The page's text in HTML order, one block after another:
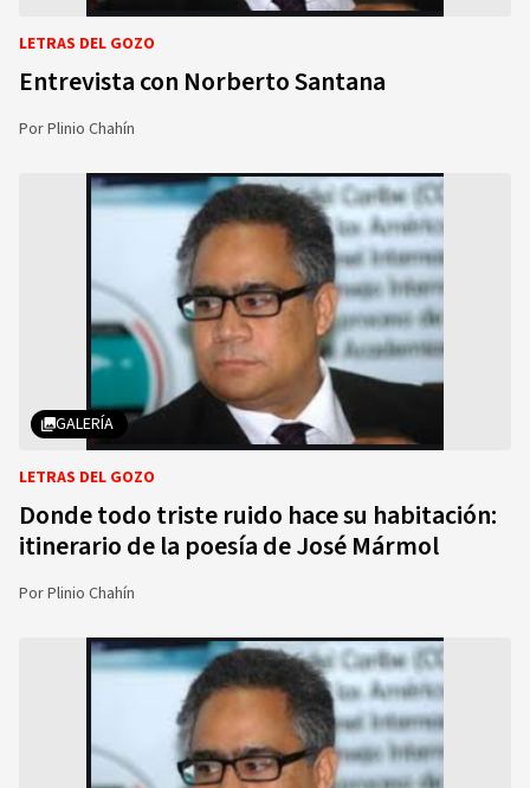
LETRAS DEL GOZO
Entrevista con Norberto Santana
PorPlinio Chahín
GALERÍA
LETRAS DEL GOZO
Donde todo triste ruido hace su habitación:
itinerario de la poesía de José Mármol
PorPlinio Chahín